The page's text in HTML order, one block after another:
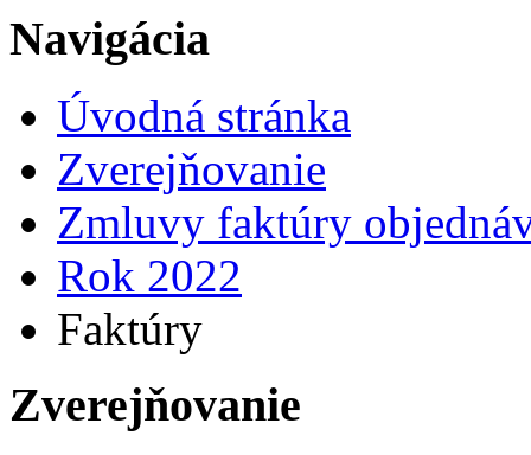
Navigácia
Úvodná stránka
Zverejňovanie
Zmluvy faktúry
Rok 2022
Faktúry
Zverejňovanie